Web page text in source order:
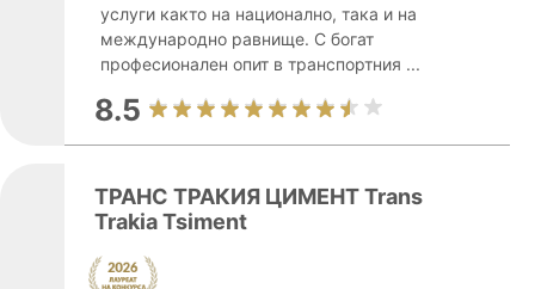
услуги както на национално, така и на
международно равнище. С богат
професионален опит в транспортния ...
8.5
ТРАНС ТРАКИЯ ЦИМЕНТ Trans
Trakia Tsiment